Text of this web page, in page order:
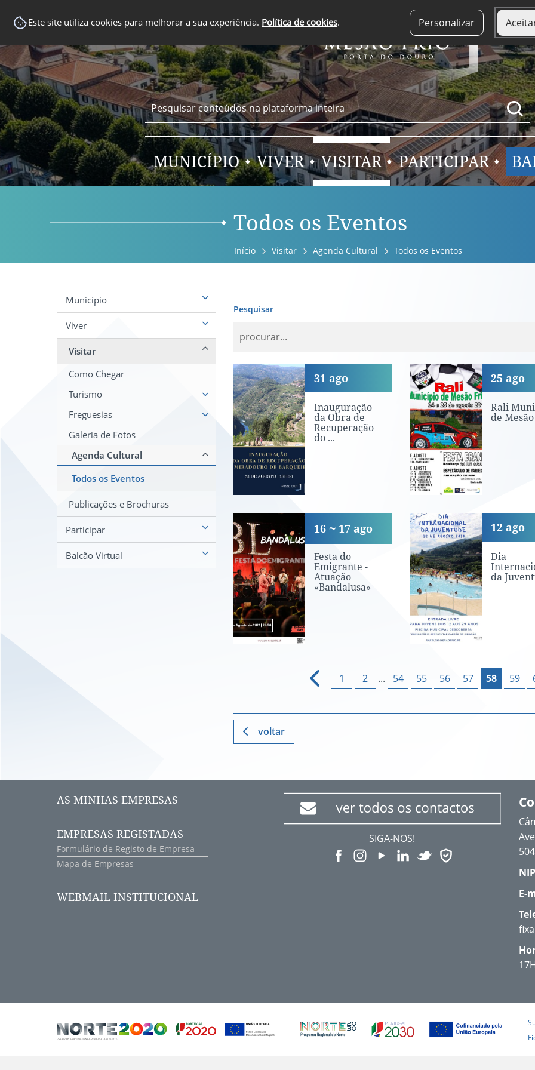
Este site utiliza cookies para melhorar a sua experiência. Política de cookies. Personalizar
MUNICÍPIO VIVER VISITAR PARTICIPAR
Todos os Eventos
Início Visitar Agenda Cultural Todos os Eventos
Município
Viver
Visitar
Como Chegar
Turismo
Freguesias
Galeria de Fotos
Agenda Cultural
Todos os Eventos
Publicações e Brochuras
Participar
Balcão Virtual
Pesquisar
Inauguração da Obra de
Inauguração
da Obra de
Recuperação
do ...
31 ago Rali
Rali
de
25 ago
Festa do Emigrante - Atuação
Festa do
Emigrante -
Atuação
«Bandalusa»
16 17 ago Dia
Dia
da
12 ago
1 2 ... 54 55 56 57 58 59
voltar
AS MINHAS EMPRESAS
EMPRESAS REGISTADAS
Formulário de Registo de Empresa
Mapa de Empresas
WEBMAIL INSTITUCIONAL
SIGA-NOS!
E-